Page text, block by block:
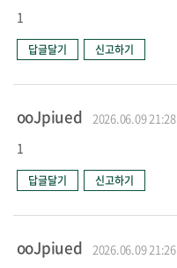
1
답글달기 신고하기
ooJpiued 2026.06.09 21:28
1
답글달기 신고하기
ooJpiued 2026.06.09 21:26